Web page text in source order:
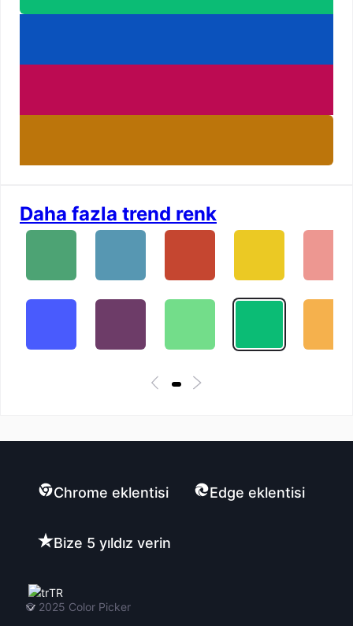
Daha fazla trend renk
Chrome eklentisi Edge eklentisi
Bize 5 yıldız verin
TR
© 2025 Color Picker